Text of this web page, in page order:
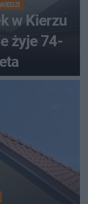
w Kierzu
żyje 74-